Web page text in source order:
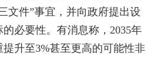
文件”事宜，并向政府提出设
必要性。有消息称，2035年
升至3%甚至更高的可能性非